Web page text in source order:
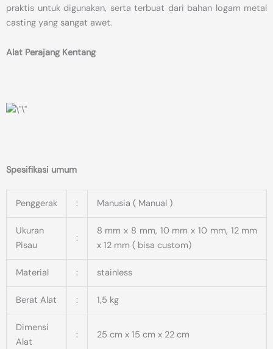
praktis untuk digunakan, serta terbuat dari bahan logam metal
casting yang sangat awet.
Alat Perajang Kentang
Spesifikasi umum
Penggerak : Manusia ( Manual )
Ukuran
Pisau
:
8 mm x 8 mm, 10 mm x 10 mm, 12 mm
x 12 mm ( bisa custom)
Material : stainless
Berat Alat : 1,5 kg
Dimensi
Alat
: 25 cm x 15 cm x 22 cm